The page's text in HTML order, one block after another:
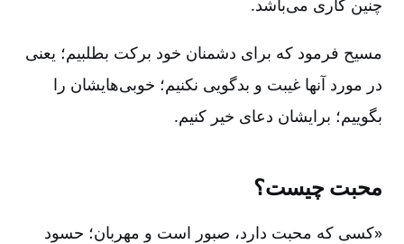
چنین کاری می‌باشد.
مسیح فرمود که برای دشمنان خود برکت بطلبیم‌؛ یعنی
در مورد آنها غیبت و بدگویی نکنیم‌؛ خوبی‌هایشان را
بگوییم‌؛ برایشان دعای خیر کنیم‌.
محبت چیست‌؟
«کسی که محبت دارد، صبور است و مهربان‌؛ حسود